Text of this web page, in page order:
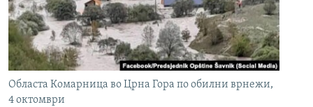
РСЕ веб страници
Областа Комарница во Црна Гора по обилни врнежи,
4 октомври